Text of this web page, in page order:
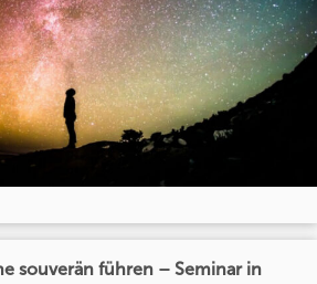
souverän führen – Seminar in